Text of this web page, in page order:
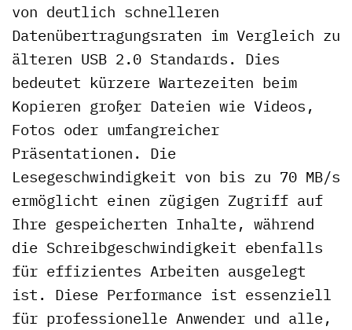
von deutlich schnelleren
Datenübertragungsraten im Vergleich zu
älteren USB 2.0 Standards. Dies
bedeutet kürzere Wartezeiten beim
Kopieren großer Dateien wie Videos,
Fotos oder umfangreicher
Präsentationen. Die
Lesegeschwindigkeit von bis zu 70 MB/s
ermöglicht einen zügigen Zugriff auf
Ihre gespeicherten Inhalte, während
die Schreibgeschwindigkeit ebenfalls
für effizientes Arbeiten ausgelegt
ist. Diese Performance ist essenziell
für professionelle Anwender und alle,